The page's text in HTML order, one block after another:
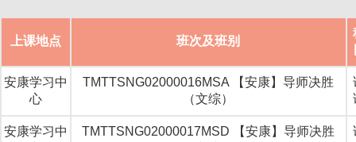
上课地点 班次及班别
安康学习中
心
TMTTSNG02000016MSA 【安康】导师决胜
（文综）
安康学习中
TMTTSNG02000017MSD 【安康】导师决胜